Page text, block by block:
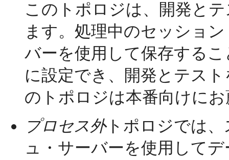
このトポロジは、開発と
ます。処理中のセッショ
バーを使用して保存する
に設定でき、開発とテス
のトポロジは本番向けに
プロセス外トポロジでは
ュ・サーバーを使用して